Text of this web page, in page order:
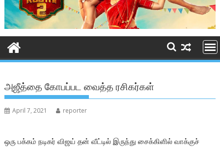
அஜீத்தை கோபப்பட வைத்த ரசிகர்கள்
April 7, 2021 reporter
ஒரு பக்கம் நடிகர் விஜய் தன் வீட்டில் இருந்து சைக்கிளில் வாக்குச்